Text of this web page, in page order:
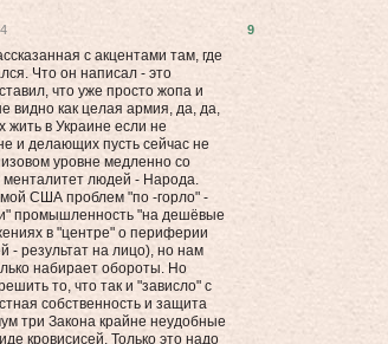
с акцентами там, где
Что он написал - это
что уже просто жопа и
видно как целая армия, да, да,
в Украине если не
и делающих пусть сейчас не
уровне медленно со
менталитет людей - Народа.
США проблем "по -горло" -
промышленность "на дешёвые
в "центре" о периферии
- результат на лицо), но нам
набирает обороты. Но
то, что так и "зависло" с
собственность и защита
три Закона крайне неудобные
кровисисей. Только это надо
9